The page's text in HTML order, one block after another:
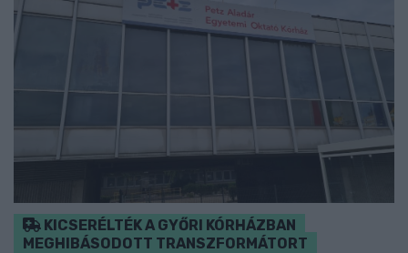
KICSERÉLTÉK A GYŐRI KÓRHÁZBAN
MEGHIBÁSODOTT TRANSZFORMÁTORT